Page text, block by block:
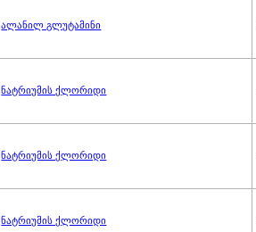
ალანილ გლუტამინი
ნატრიუმის ქლორიდი
ნატრიუმის ქლორიდი
ნატრიუმის ქლორიდი